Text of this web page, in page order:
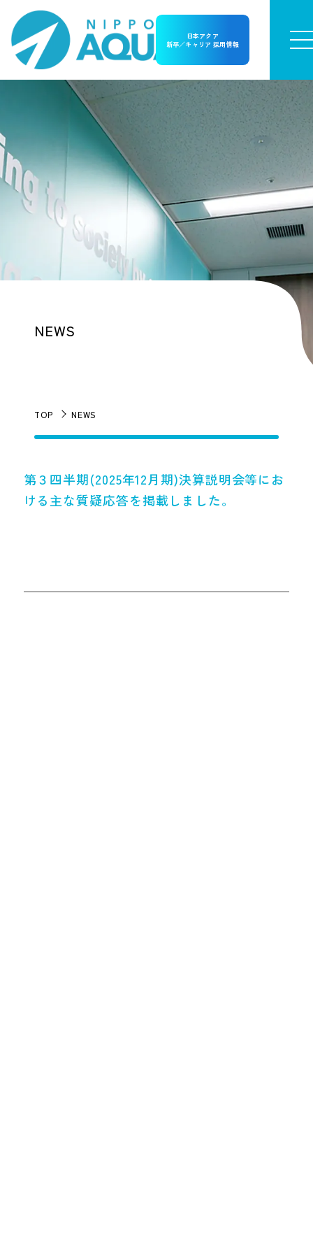
日本アクア
新卒／キャリア 採用情報
NEWS
TOP NEWS
第３四半期(2025年12月期)決算説明会等にお
ける主な質疑応答を掲載しました。